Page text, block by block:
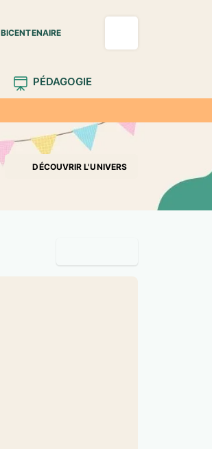
BICENTENAIRE
PÉDAGOGIE
DÉCOUVRIR L'UNIVERS